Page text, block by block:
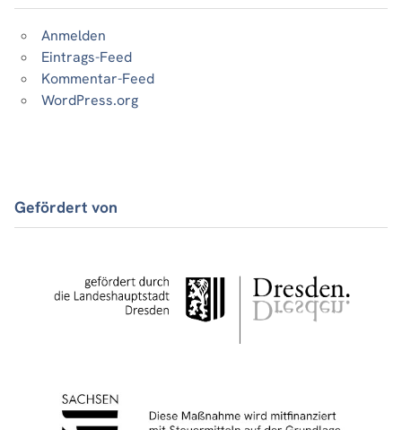
Anmelden
Eintrags-Feed
Kommentar-Feed
WordPress.org
Gefördert von